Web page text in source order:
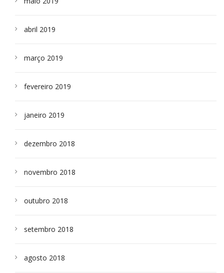
abril 2019
março 2019
fevereiro 2019
janeiro 2019
dezembro 2018
novembro 2018
outubro 2018
setembro 2018
agosto 2018